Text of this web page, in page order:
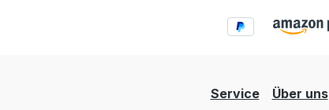
Service Über uns